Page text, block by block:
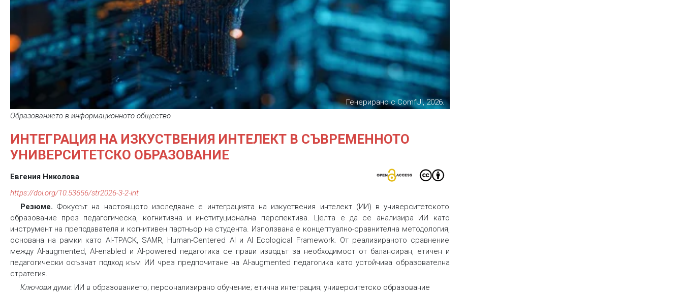
Генерирано с ComfUI, 2026.
Образованието в информационното общество
ИНТЕГРАЦИЯ НА ИЗКУСТВЕНИЯ ИНТЕЛЕКТ В СЪВРЕМЕННОТО
УНИВЕРСИТЕТСКО ОБРАЗОВАНИЕ
Евгения Николова
https://doi.org/10.53656/str2026-3-2-int
Резюме. Фокусът на настоящото изследване е интеграцията на изкуствения интелект (ИИ) в университетското
образование през педагогическа, когнитивна и институционална перспектива. Целта е да се анализира ИИ като
инструмент на преподавателя и когнитивен партньор на студента. Използвана е концептуално-сравнителна методология,
основана на рамки като AI-TPACK, SAMR, Human-Centered AI и AI Ecological Framework. От реализираното сравнение
между AI-augmented, AI-enabled и AI-powered педагогика се прави изводът за необходимост от балансиран, етичен и
педагогически осъзнат подход към ИИ чрез предпочитане на AI-augmented педагогика като устойчива образователна
стратегия.
Ключови думи: ИИ в образованието; персонализирано обучение; етична интеграция; университетско образование